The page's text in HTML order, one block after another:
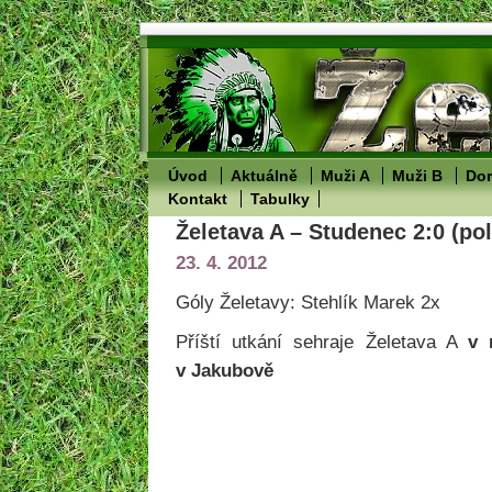
Úvod Aktuálně Muži A Muži B
Kontakt
Tabulky
Želetava A – Studenec 2:0
23. 4. 2012
Góly Želetavy: Stehlík Marek 2x
Příští utkání sehraje Želetava Av
v Jakubově